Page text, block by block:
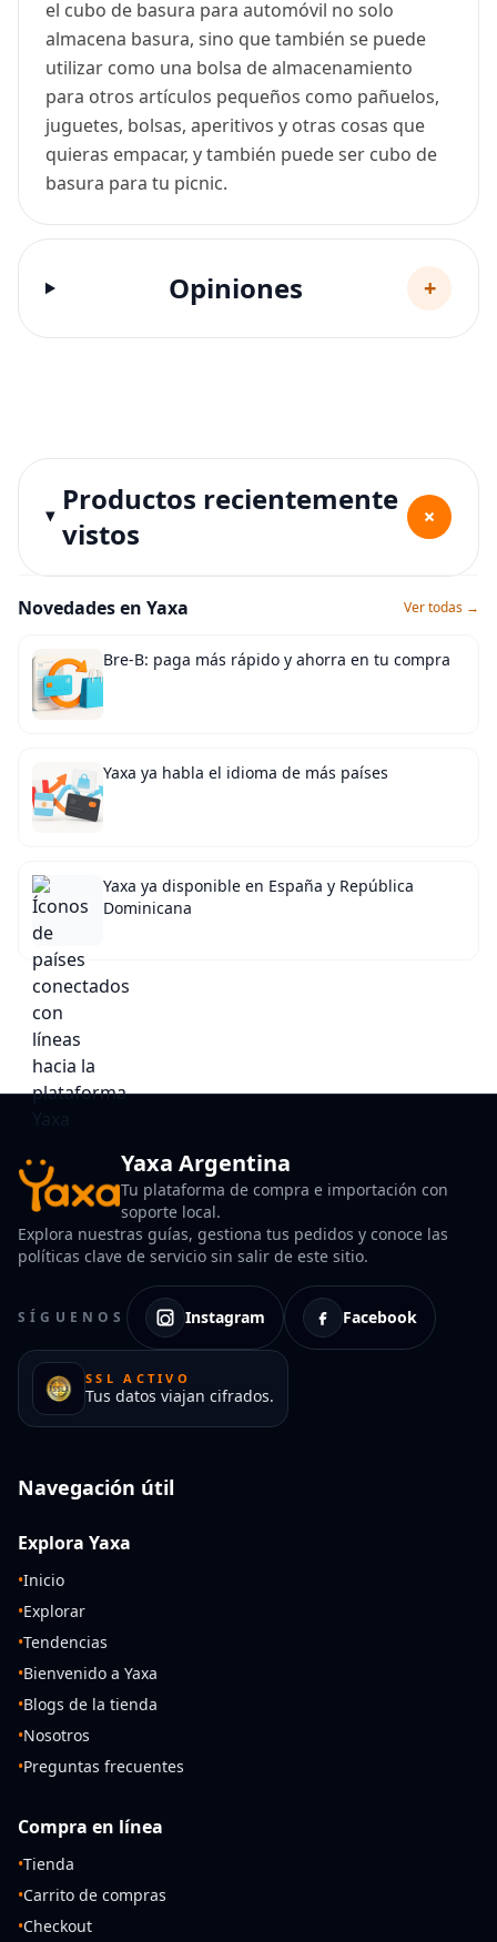
el cubo de basura para automóvil no solo
almacena basura, sino que también se puede
utilizar como una bolsa de almacenamiento
para otros artículos pequeños como pañuelos,
juguetes, bolsas, aperitivos y otras cosas que
quieras empacar, y también puede ser cubo de
basura para tu picnic.
Opiniones +
Productos recientemente
vistos
+
Novedades en Yaxa Ver todas →
Bre-B: paga más rápido y ahorra en tu compra
Yaxa ya habla el idioma de más países
Yaxa ya disponible en España y República
Dominicana
Yaxa Argentina
Tu plataforma de compra e importación con
soporte local.
Explora nuestras guías, gestiona tus pedidos y conoce las
políticas clave de servicio sin salir de este sitio.
SÍGUENOS Instagram Facebook
SSL ACTIVO
Tus datos viajan cifrados.
Navegación útil
Explora Yaxa
•Inicio
•Explorar
•Tendencias
•Bienvenido a Yaxa
•Blogs de la tienda
•Nosotros
•Preguntas frecuentes
Compra en línea
•Tienda
•Carrito de compras
•Checkout